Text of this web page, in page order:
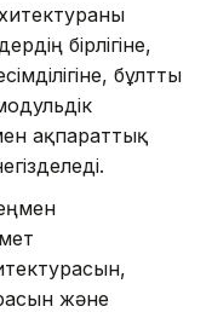
бірлігіне,
бұлтты
ақпараттық
және